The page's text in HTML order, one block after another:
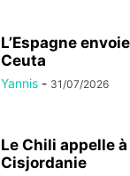
L’Espagne
Ceuta
Yannis - 31/07/2026
Le Chili appelle
Cisjordanie